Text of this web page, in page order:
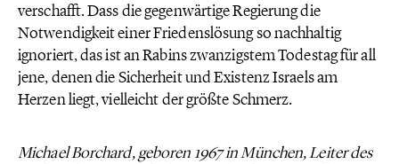
verschafft. Dass die gegenwärtige Regierung die
Notwendigkeit einer Friedenslösung so nachhaltig
ignoriert, das ist an Rabins zwanzigstem Todestag für all
jene, denen die Sicherheit und Existenz Israels am
Herzen liegt, vielleicht der größte Schmerz.
Michael Borchard, geboren 1967 in München, Leiter des